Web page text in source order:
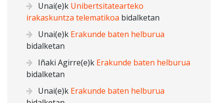
Unai(e)k Unibertsitatearteko
irakaskuntza telematikoa bidalketan
Unai(e)k Erakunde baten helburua
bidalketan
Iñaki Agirre(e)k Erakunde baten helburua
bidalketan
Unai(e)k Erakunde baten helburua